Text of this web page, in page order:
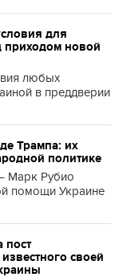
для
приходом новой
любых
в преддверии
Трампа: их
политике
Марк Рубио
помощи Украине
пост
своей